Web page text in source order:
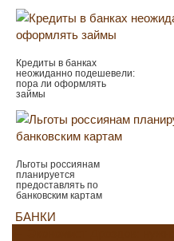
Кредиты в банках
неожиданно подешевели:
пора ли оформлять
займы
Льготы россиянам
планируется
предоставлять по
банковским картам
БАНКИ